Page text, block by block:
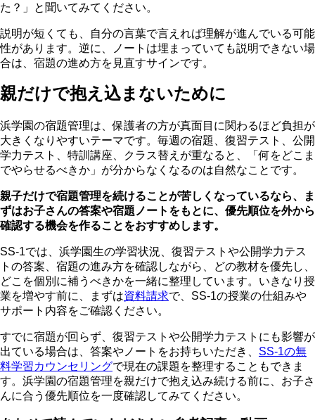
た？」と聞いてみてください。
説明が短くても、自分の言葉で言えれば理解が進んでいる可能
性があります。逆に、ノートは埋まっていても説明できない場
合は、宿題の進め方を見直すサインです。
親だけで抱え込まないために
浜学園の宿題管理は、保護者の方が真面目に関わるほど負担が
大きくなりやすいテーマです。毎週の宿題、復習テスト、公開
学力テスト、特訓講座、クラス替えが重なると、「何をどこま
でやらせるべきか」が分からなくなるのは自然なことです。
親子だけで宿題管理を続けることが苦しくなっているなら、ま
ずはお子さんの答案や宿題ノートをもとに、優先順位を外から
確認する機会を作ることをおすすめします。
SS-1では、浜学園生の学習状況、復習テストや公開学力テス
トの答案、宿題の進み方を確認しながら、どの教材を優先し、
どこを個別に補うべきかを一緒に整理しています。いきなり授
業を増やす前に、まずは資料請求で、SS-1の授業の仕組みや
サポート内容をご確認ください。
すでに宿題が回らず、復習テストや公開学力テストにも影響が
出ている場合は、答案やノートをお持ちいただき、 SS-1の無
料学習カウンセリングで現在の課題を整理することもできま
す。浜学園の宿題管理を親だけで抱え込み続ける前に、お子さ
んに合う優先順位を一度確認してみてください。